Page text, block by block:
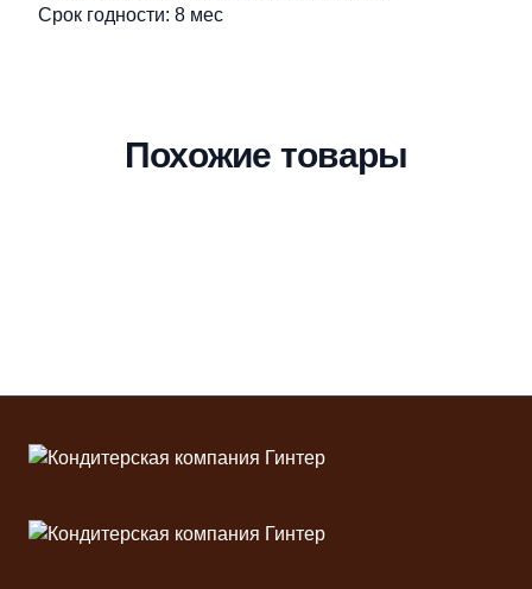
Срок годности: 8 мес
Похожие товары